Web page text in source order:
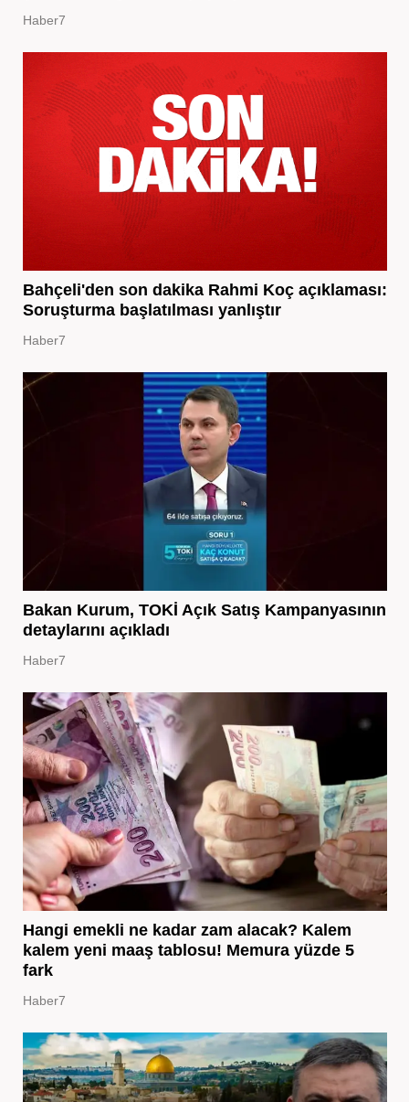
Haber7
Bahçeli'den son dakika Rahmi Koç açıklaması:
Soruşturma başlatılması yanlıştır
Haber7
Bakan Kurum, TOKİ Açık Satış Kampanyasının
detaylarını açıkladı
Haber7
Hangi emekli ne kadar zam alacak? Kalem
kalem yeni maaş tablosu! Memura yüzde 5
fark
Haber7